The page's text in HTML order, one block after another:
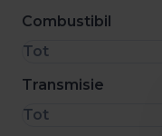
Combustibil
Tot
Transmisie
Tot